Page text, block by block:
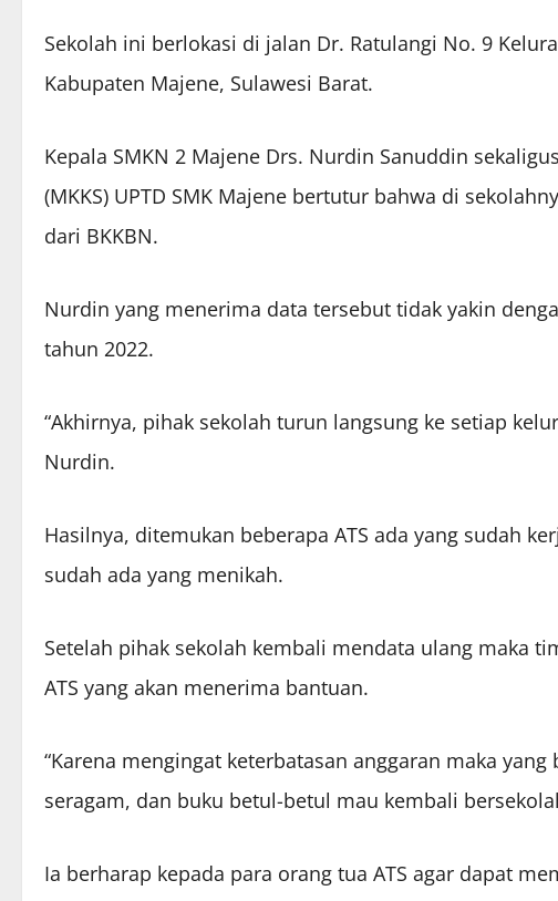
Sekolah ini berlokasi di jalan Dr. Ratulangi No. 9
Kabupaten Majene, Sulawesi Barat.
Kepala SMKN 2 Majene Drs. Nurdin Sanuddin
(MKKS) UPTD SMK Majene bertutur bahwa di
dari BKKBN.
Nurdin yang menerima data tersebut tidak yakin
tahun 2022.
“Akhirnya, pihak sekolah turun langsung ke setiap
Nurdin.
Hasilnya, ditemukan beberapa ATS ada yang sudah
sudah ada yang menikah.
Setelah pihak sekolah kembali mendata ulang maka
ATS yang akan menerima bantuan.
“Karena mengingat keterbatasan anggaran maka
seragam, dan buku betul-betul mau kembali
Ia berharap kepada para orang tua ATS agar dapat